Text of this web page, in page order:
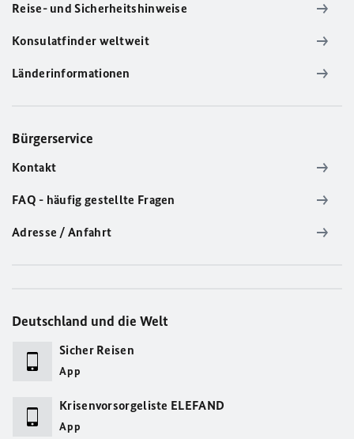
Reise- und Sicherheitshinweise
Konsulatfinder weltweit
Länderinformationen
Bürgerservice
Kontakt
FAQ - häufig gestellte Fragen
Adresse / Anfahrt
Deutschland und die Welt
Sicher Reisen
App
Krisenvorsorgeliste ELEFAND
App